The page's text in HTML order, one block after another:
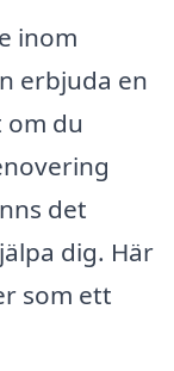
inom
erbjuda en
om du
det
dig. Här
som ett